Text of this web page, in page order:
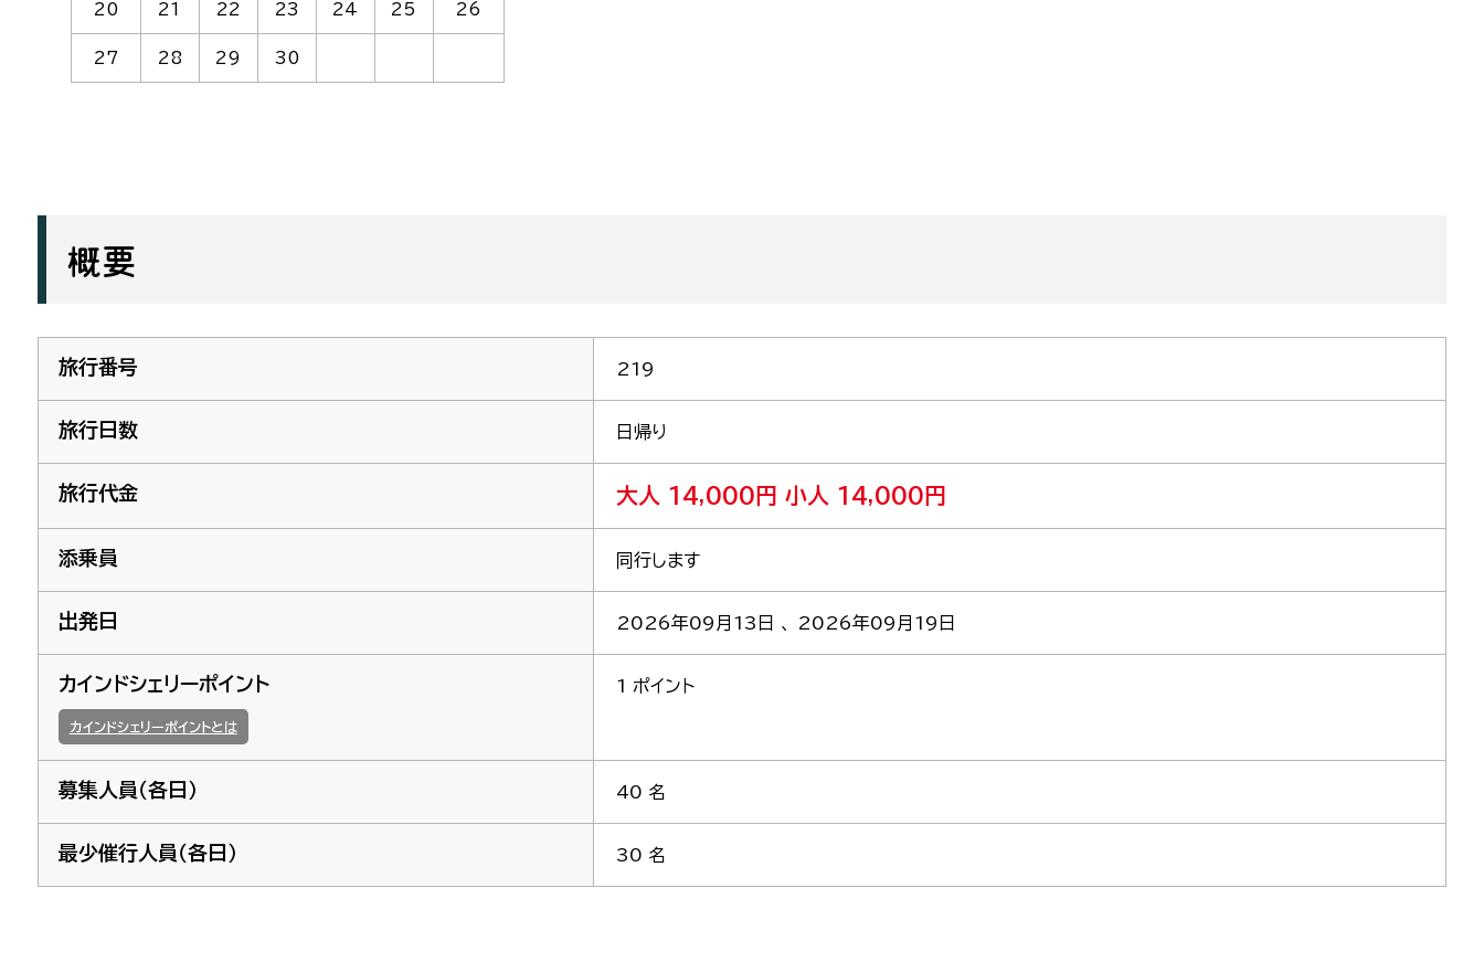
20 21 22 23 24 25 26
27 28 29 30
概要
旅行番号 219
旅行日数 日帰り
旅行代金 大人 14,000円 小人 14,000円
添乗員 同行します
出発日 2026年09月13日 、 2026年09月19日
カインドシェリーポイント
カインドシェリーポイントとは
1 ポイント
募集人員（各日） 40 名
最少催行人員（各日） 30 名